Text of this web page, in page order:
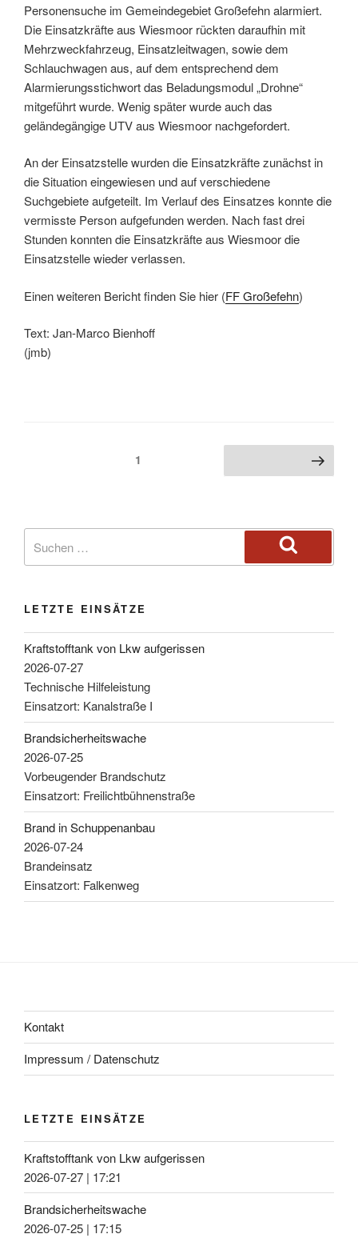
Personensuche im Gemeindegebiet Großefehn alarmiert.
Die Einsatzkräfte aus Wiesmoor rückten daraufhin mit
Mehrzweckfahrzeug, Einsatzleitwagen, sowie dem
Schlauchwagen aus, auf dem entsprechend dem
Alarmierungsstichwort das Beladungsmodul „Drohne“
mitgeführt wurde. Wenig später wurde auch das
geländegängige UTV aus Wiesmoor nachgefordert.
An der Einsatzstelle wurden die Einsatzkräfte zunächst in
die Situation eingewiesen und auf verschiedene
Suchgebiete aufgeteilt. Im Verlauf des Einsatzes konnte die
vermisste Person aufgefunden werden. Nach fast drei
Stunden konnten die Einsatzkräfte aus Wiesmoor die
Einsatzstelle wieder verlassen.
Einen weiteren Bericht finden Sie hier (FF Großefehn)
Text: Jan-Marco Bienhoff
(jmb)
1
LETZTE EINSÄTZE
Kraftstofftank von Lkw aufgerissen
2026-07-27
Technische Hilfeleistung
Einsatzort: Kanalstraße I
Brandsicherheitswache
2026-07-25
Vorbeugender Brandschutz
Einsatzort: Freilichtbühnenstraße
Brand in Schuppenanbau
2026-07-24
Brandeinsatz
Einsatzort: Falkenweg
Kontakt
Impressum / Datenschutz
LETZTE EINSÄTZE
Kraftstofftank von Lkw aufgerissen
2026-07-27 | 17:21
Brandsicherheitswache
2026-07-25 | 17:15